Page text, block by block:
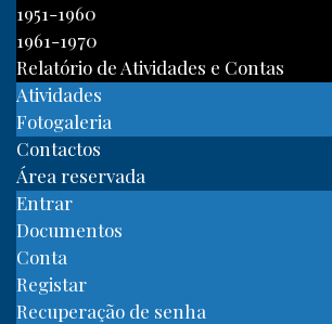
1951-1960
1961-1970
Relatório de Atividades e Contas
Atividades
Fotogaleria
Contactos
Área reservada
Entrar
Documentos
Conta
Registar
Recuperação de senha